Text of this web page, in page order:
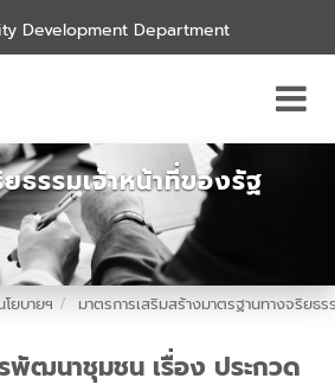
Development Department
ธรรมเจ้าหน้าที่ของรัฐ
ยบายฯ มาตรการเสริมสร้างมาตรฐานทางจริยธร
พัฒนาชุมชน เรื่อง ประกวด